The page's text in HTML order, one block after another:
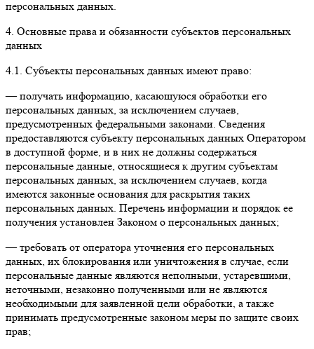
персональных данных.
4. Основные права и обязанности субъектов персональных
данных
4.1. Субъекты персональных данных имеют право:
— получать информацию, касающуюся обработки его
персональных данных, за исключением случаев,
предусмотренных федеральными законами. Сведения
предоставляются субъекту персональных данных Оператором
в доступной форме, и в них не должны содержаться
персональные данные, относящиеся к другим субъектам
персональных данных, за исключением случаев, когда
имеются законные основания для раскрытия таких
персональных данных. Перечень информации и порядок ее
получения установлен Законом о персональных данных;
— требовать от оператора уточнения его персональных
данных, их блокирования или уничтожения в случае, если
персональные данные являются неполными, устаревшими,
неточными, незаконно полученными или не являются
необходимыми для заявленной цели обработки, а также
принимать предусмотренные законом меры по защите своих
прав;